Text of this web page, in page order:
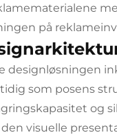
på
designløsningen
som posens
og
visuelle